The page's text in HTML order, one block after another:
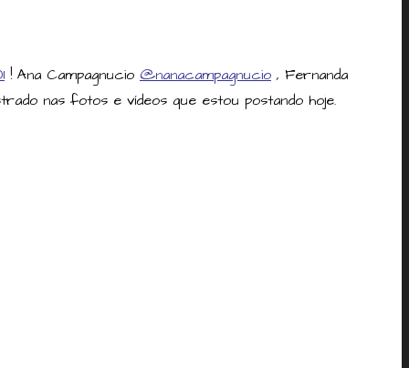
! Ana Campagnucio @nanacampagnucio , Fernanda
nas fotos e vídeos que estou postando hoje.